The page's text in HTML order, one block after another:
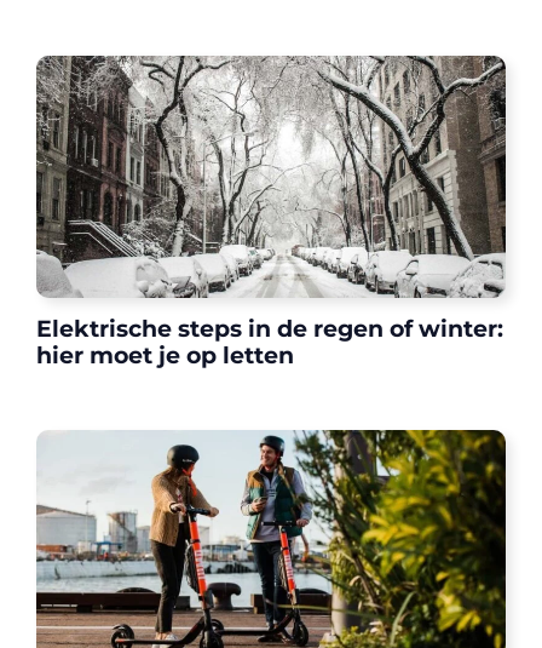
Elektrische steps in de regen of winter:
hier moet je op letten